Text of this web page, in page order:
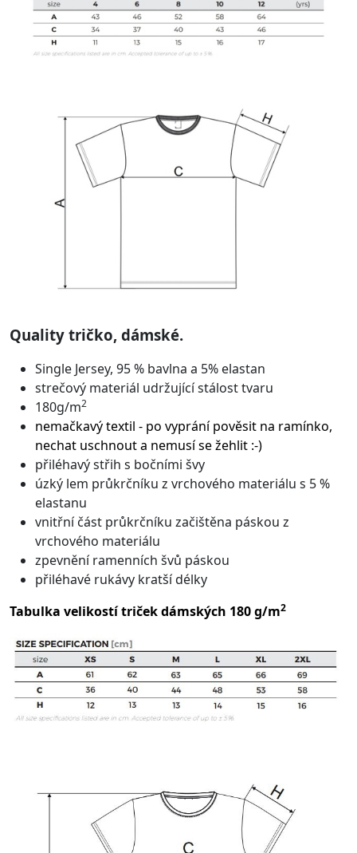
Quality tričko, dámské.
Single Jersey, 95 % bavlna a 5% elastan
strečový materiál udržující stálost tvaru
180g/m2
nemačkavý textil - po vyprání pověsit na ramínko,
nechat uschnout a nemusí se žehlit :-)
přiléhavý střih s bočními švy
úzký lem průkrčníku z vrchového materiálu s 5 %
elastanu
vnitřní část průkrčníku začištěna páskou z
vrchového materiálu
zpevnění ramenních švů páskou
přiléhavé rukávy kratší délky
Tabulka velikostí triček dámských 180 g/m2